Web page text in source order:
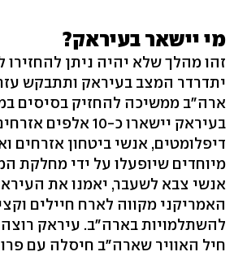
מי יישאר בעיראק?
זהו מהלך שלא יהיה ניתן להחזירו
יתדרדר המצב בעיראק ותתבקש
ארה"ב ממשיכה להחזיק בסיסים
בעיראק יישארו כ-10
דיפלומטים, אנשי ביטחון אזרחים
מיוחדים שיופעלו על ידי מחלקת
אנשי צבא לשעבר, יאמנו את
האמריקני מקווה לארח חיילים
חיל האוויר שארה"ב חיסלה עם